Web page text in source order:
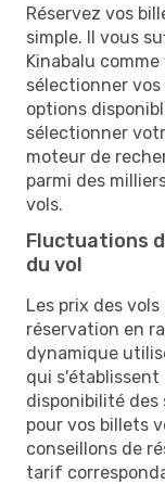
Réservez vos
simple. Il vous
Kinabalu
sélectionner
options
sélectionner
moteur de
parmi des
vols.
Fluctuations
du vol
Les prix des
réservation en
dynamique
qui s'établissent
disponibilité des
pour vos billets
conseillons de
tarif